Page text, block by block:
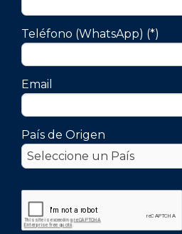
Teléfono (WhatsApp) (*)
Email
País de Origen